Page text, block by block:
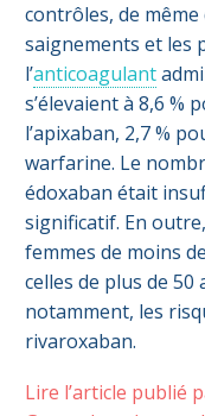
contrôles, de
saignements et les
l’anticoagulant
s’élevaient à 8,6 %
l’apixaban, 2,7 %
warfarine. Le
édoxaban était
significatif. En
femmes de moins
celles de plus de 50
notamment, les
rivaroxaban.
Lire l’article publié